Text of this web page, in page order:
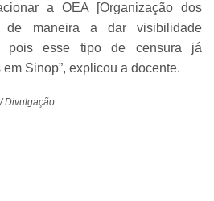
a OEA [Organização dos
de maneira a dar visibilidade
pois esse tipo de censura já
Sinop”, explicou a docente.
Divulgação